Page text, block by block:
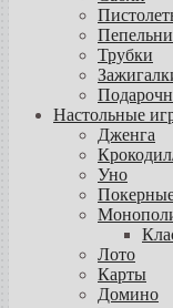
Трубки
Настольные
Дженга
Уно
Лото
Карты
Домино